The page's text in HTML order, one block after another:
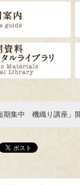
期集中 機織り講座」